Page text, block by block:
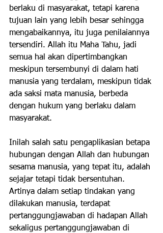
berlaku di masyarakat, tetapi karena
tujuan lain yang lebih besar sehingga
mengabaikannya, itu juga penilaiannya
tersendiri. Allah itu Maha Tahu, jadi
semua hal akan dipertimbangkan
meskipun tersembunyi di dalam hati
manusia yang terdalam, meskipun tidak
ada saksi mata manusia, berbeda
dengan hukum yang berlaku dalam
masyarakat.
Inilah salah satu pengaplikasian betapa
hubungan dengan Allah dan hubungan
sesama manusia, yang tepat itu, adalah
sejajar tetapi tidak bersentuhan.
Artinya dalam setiap tindakan yang
dilakukan manusia, terdapat
pertanggungjawaban di hadapan Allah
sekaligus pertanggungjawaban di